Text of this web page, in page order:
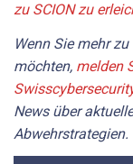
zu SCION zu
Wenn Sie mehr
möchten, melden
News über
Abwehrstrategien.